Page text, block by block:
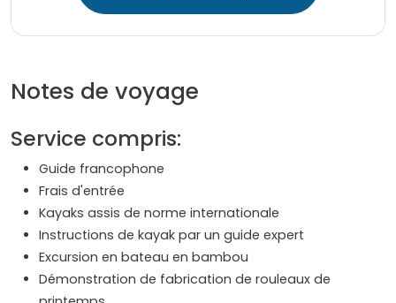
Notes de voyage
Service compris:
Guide francophone
Frais d'entrée
Kayaks assis de norme internationale
Instructions de kayak par un guide expert
Excursion en bateau en bambou
Démonstration de fabrication de rouleaux de